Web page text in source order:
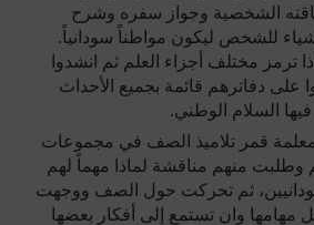
الشخصية وجواز سفره وشرح
للشخص ليكون مواطناً سودانياً.
ترمز مختلف أجزاء العلم ثم انشدوا
على دفاترهم قائمة بجميع الأحداث
فيها السلام الوطني.
قمر تلاميذ الصف في مجموعات
وطلبت منهم مناقشة لماذا مهماً لهم
ثم تحركت حول الصف ووجهت
مهامها وان تستمع إلى أفكار بعضها